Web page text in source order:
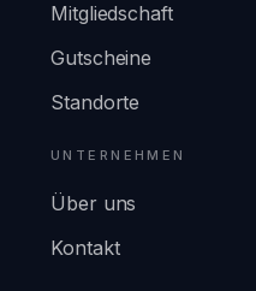
Mitgliedschaft
Gutscheine
Standorte
UNTERNEHMEN
Über uns
Kontakt